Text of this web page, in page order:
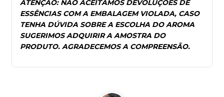
ATENÇÃO: NÃO ACEITAMOS DEVOLUÇÕES DE
ESSÊNCIAS COM A EMBALAGEM VIOLADA, CASO
TENHA DÚVIDA SOBRE A ESCOLHA DO AROMA
SUGERIMOS ADQUIRIR A AMOSTRA DO
PRODUTO. AGRADECEMOS A COMPREENSÃO.